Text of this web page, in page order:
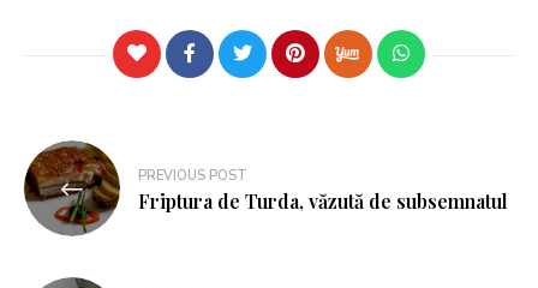
PREVIOUS POST
Friptura de Turda, văzută de subsemnatul